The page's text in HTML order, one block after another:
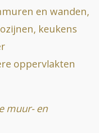
en wanden,
keukens
oppervlakten
muur- en